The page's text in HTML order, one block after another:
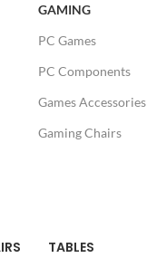
GAMING
PC Games
PC Components
Games Accessories
Gaming Chairs
TABLES